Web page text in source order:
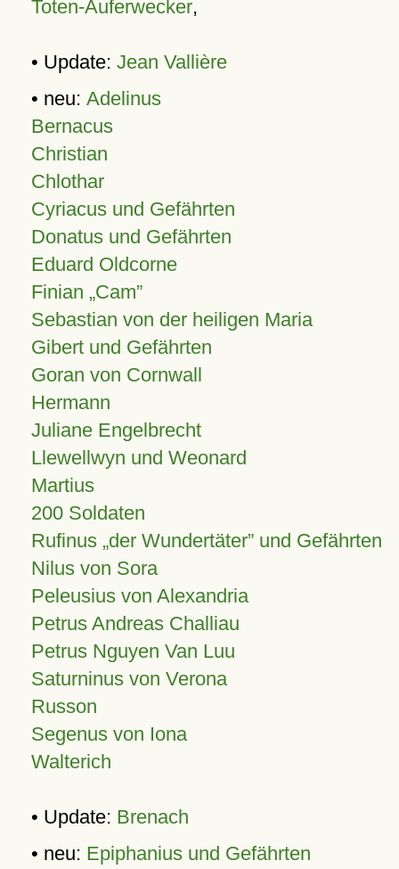
Toten-Auferwecker,
• Update: Jean Vallière
• neu: Adelinus
Bernacus
Christian
Chlothar
Cyriacus und Gefährten
Donatus und Gefährten
Eduard Oldcorne
Finian Cam
Sebastian von der heiligen Maria
Gibert und Gefährten
Goran von Cornwall
Hermann
Juliane Engelbrecht
Llewellwyn und Weonard
Martius
200 Soldaten
Rufinus „der Wundertäter” und Gefährten
Nilus von Sora
Peleusius von Alexandria
Petrus Andreas Challiau
Petrus Nguyen Van Luu
Saturninus von Verona
Russon
Segenus von Iona
Walterich
• Update: Brenach
• neu: Epiphanius und Gefährten